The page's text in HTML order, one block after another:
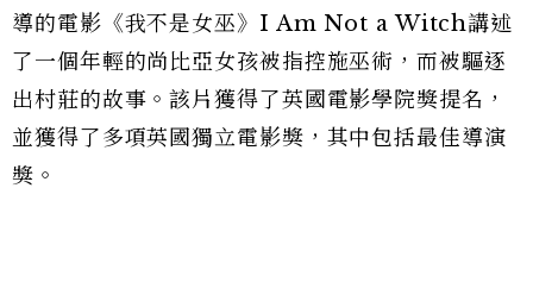
導的電影《我不是女巫》I Am Not a Witch講述
了一個年輕的尚比亞女孩被指控施巫術，而被驅逐
出村莊的故事。該片獲得了英國電影學院獎提名，
並獲得了多項英國獨立電影獎，其中包括最佳導演
獎。